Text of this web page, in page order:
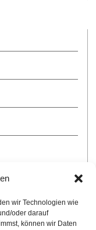
wir Technologien wie
oder darauf
können wir Daten